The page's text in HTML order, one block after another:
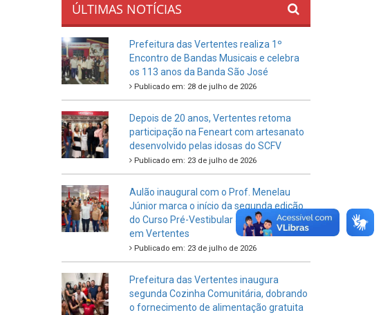
ÚLTIMAS NOTÍCIAS
Prefeitura das Vertentes realiza 1º
Encontro de Bandas Musicais e celebra
os 113 anos da Banda São José
Publicado em: 28 de julho de 2026
Depois de 20 anos, Vertentes retoma
participação na Feneart com artesanato
desenvolvido pelas idosas do SCFV
Publicado em: 23 de julho de 2026
Aulão inaugural com o Prof. Menelau
Júnior marca o início da segunda edição
do Curso Pré-Vestibular Junto do Povo
em Vertentes
Publicado em: 23 de julho de 2026
Prefeitura das Vertentes inaugura
segunda Cozinha Comunitária, dobrando
o fornecimento de alimentação gratuita